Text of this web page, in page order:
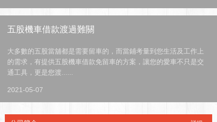
五股機車借款渡過難關
大多數的五股當舖都是需要留車的，而當鋪考量到您生活及工作上
的需求，有提供五股機車借款免留車的方案，讓您的愛車不只是交
通工具，更是您渡......
2021-05-07